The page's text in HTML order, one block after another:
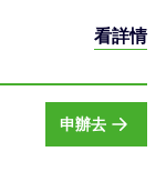
看詳情
申辦去